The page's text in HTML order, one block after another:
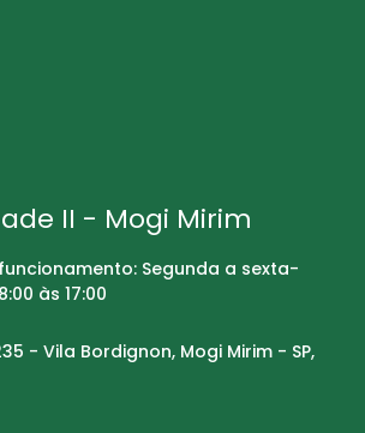
II - Mogi Mirim
Segunda a sexta-
às 17:00
- Vila Bordignon, Mogi Mirim - SP,